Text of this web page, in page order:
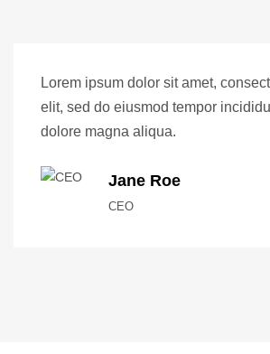
Lorem ipsum dolor sit amet,
elit, sed do eiusmod tempor
dolore magna aliqua.
Jane Roe
CEO